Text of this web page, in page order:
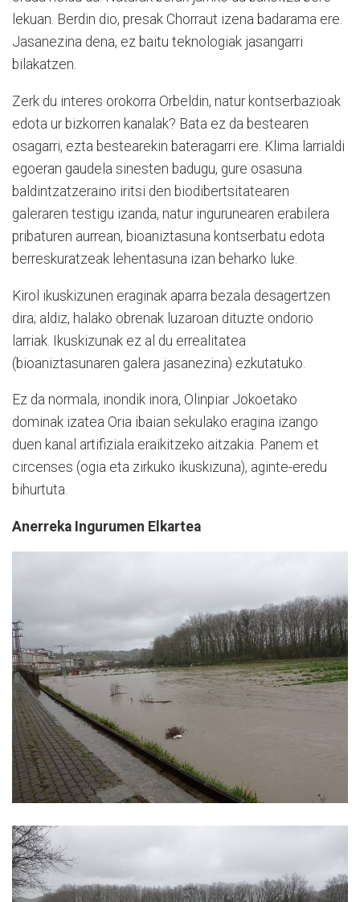
lekuan. Berdin dio, presak Chorraut izena badarama ere.
Jasanezina dena, ez baitu teknologiak jasangarri
bilakatzen.
Zerk du interes orokorra Orbeldin, natur kontserbazioak
edota ur bizkorren kanalak? Bata ez da bestearen
osagarri, ezta bestearekin bateragarri ere. Klima larrialdi
egoeran gaudela sinesten badugu, gure osasuna
baldintzatzeraino iritsi den biodibertsitatearen
galeraren testigu izanda, natur ingurunearen erabilera
pribaturen aurrean, bioaniztasuna kontserbatu edota
berreskuratzeak lehentasuna izan beharko luke.
Kirol ikuskizunen eraginak aparra bezala desagertzen
dira; aldiz, halako obrenak luzaroan dituzte ondorio
larriak. Ikuskizunak ez al du errealitatea
(bioaniztasunaren galera jasanezina) ezkutatuko.
Ez da normala, inondik inora, Olinpiar Jokoetako
dominak izatea Oria ibaian sekulako eragina izango
duen kanal artifiziala eraikitzeko aitzakia. Panem et
circenses (ogia eta zirkuko ikuskizuna), aginte-eredu
bihurtuta.
Anerreka Ingurumen Elkartea